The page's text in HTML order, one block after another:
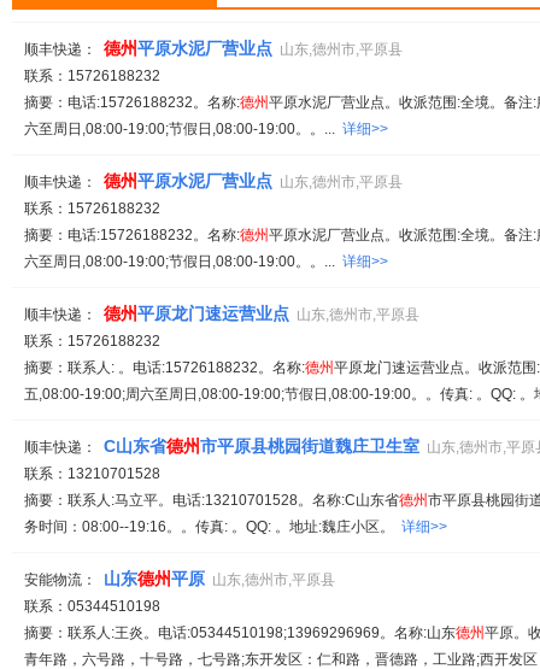
顺丰快递： 德州平原水泥厂营业点 山东,德州市,平原县
联系：15726188232
摘要：电话:15726188232。名称:德州平原水泥厂营业点。收派范围:全境。备
六至周日,08:00-19:00;节假日,08:00-19:00。。... 详细>>
顺丰快递： 德州平原水泥厂营业点 山东,德州市,平原县
联系：15726188232
摘要：电话:15726188232。名称:德州平原水泥厂营业点。收派范围:全境。备
六至周日,08:00-19:00;节假日,08:00-19:00。。... 详细>>
顺丰快递： 德州平原龙门速运营业点 山东,德州市,平原县
联系：15726188232
摘要：联系人: 。电话:15726188232。名称:德州平原龙门速运营业点。收派范
五,08:00-19:00;周六至周日,08:00-19:00;节假日,08:00-19:00。。传真: 。QQ:
顺丰快递： C山东省德州市平原县桃园街道魏庄卫生室 山东,德州市,平原
联系：13210701528
摘要：联系人:马立平。电话:13210701528。名称:C山东省德州市平原县桃园街
务时间：08:00--19:16。。传真: 。QQ: 。地址:魏庄小区。 详细>>
安能物流： 山东德州平原 山东,德州市,平原县
联系：05344510198
摘要：联系人:王炎。电话:05344510198;13969296969。名称:山东德州平原。
青年路，六号路，十号路，七号路;东开发区：仁和路，晋德路，工业路;西开发